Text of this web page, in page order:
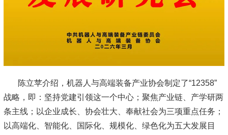
陈立苹介绍，机器人与高端装备产业协会制定了“12358”
战略，即：坚持党建引领这一个中心；聚焦产业链、产学研两
条主线；以企业成长、协会壮大、奉献社会为三项重点任务；
以高端化、智能化、国际化、规模化、绿色化为五大发展目